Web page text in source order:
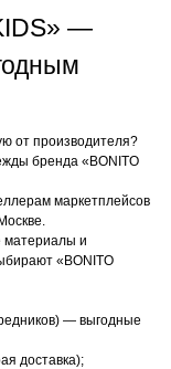
—
от производителя?
бренда «BONITO
маркетплейсов
материалы и
«BONITO
— выгодные
доставка);